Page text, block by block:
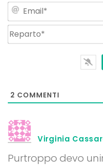
2 COMMENTI
Virginia
Purtroppo devo